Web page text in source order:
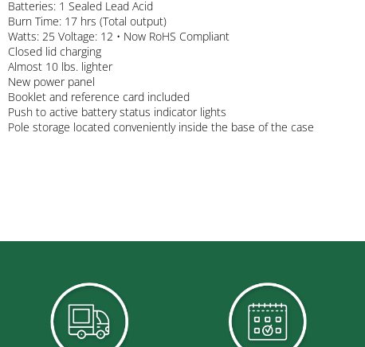
Light Source: LED Lumen Value: 100.0 (Low) 1280.0 (High)
Lux Value: 3470 without Diffuser 151 with Diffuser
Batteries: 1 Sealed Lead Acid
Burn Time: 17 hrs (Total output)
Watts: 25 Voltage: 12 • Now RoHS Compliant
Closed lid charging
Almost 10 lbs. lighter
New power panel
Booklet and reference card included